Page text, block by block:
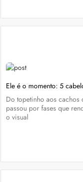
Ele é o momento: 5
Do topetinho aos
passou por fases que
o visual